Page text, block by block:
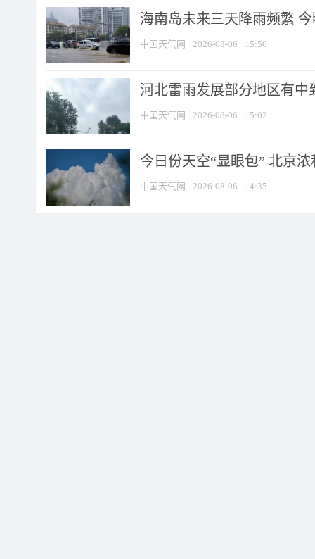
海南岛未来三天降雨频繁
中国天气网 2026-08-06 15:50
河北雷雨发展部分地区有中
中国天气网 2026-08-06 15:02
今日份天空“显眼包” 北京
中国天气网 2026-08-06 14:35